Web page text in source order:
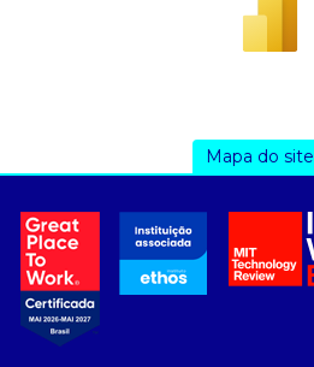
Mapa do site
- Sobre Nós
- Governança
- Nossos Associados
- integridade, riscos e auditoria
- Relatório de Sustentabilidade 2025